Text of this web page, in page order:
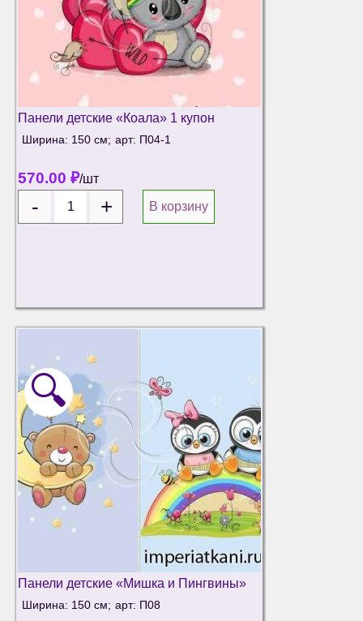
Панели детские «Коала» 1 купон
Ширина: 150 см; арт: П04-1
570.00 ₽/шт
В корзину
🔍
Панели детские «Мишка и Пингвины»
Ширина: 150 см; арт: П08